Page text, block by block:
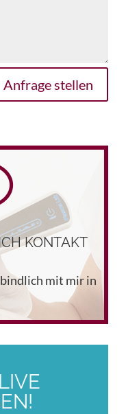
Anfrage stellen
KONTAKT
mit mir in